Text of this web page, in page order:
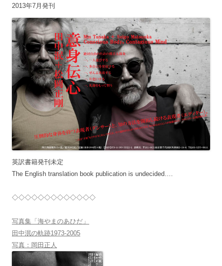
2013年7月発刊
英訳書籍発刊未定
The English translation book publication is undecided….
◇◇◇◇◇◇◇◇◇◇◇◇◇
写真集「海やまのあひだ」
田中泯の軌跡1973-2005
写真：岡田正人